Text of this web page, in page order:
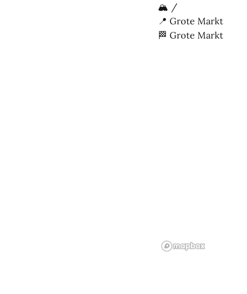
🏔 /
📍 Grote Markt
🏁 Grote Markt